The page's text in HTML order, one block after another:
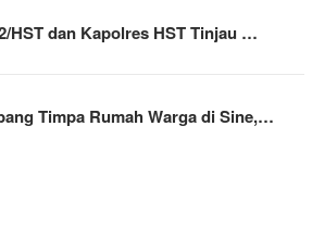
HST dan Kapolres HST Tinjau …
Timpa Rumah Warga di Sine,…